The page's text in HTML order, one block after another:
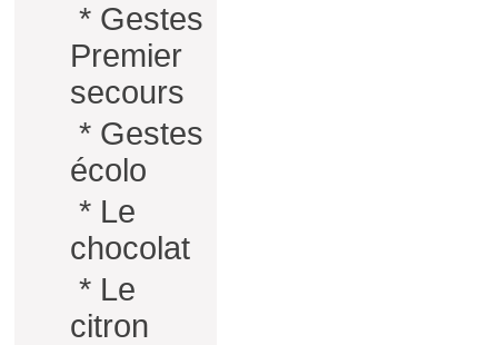
* Gestes
Premier
secours
* Gestes
écolo
* Le
chocolat
* Le
citron